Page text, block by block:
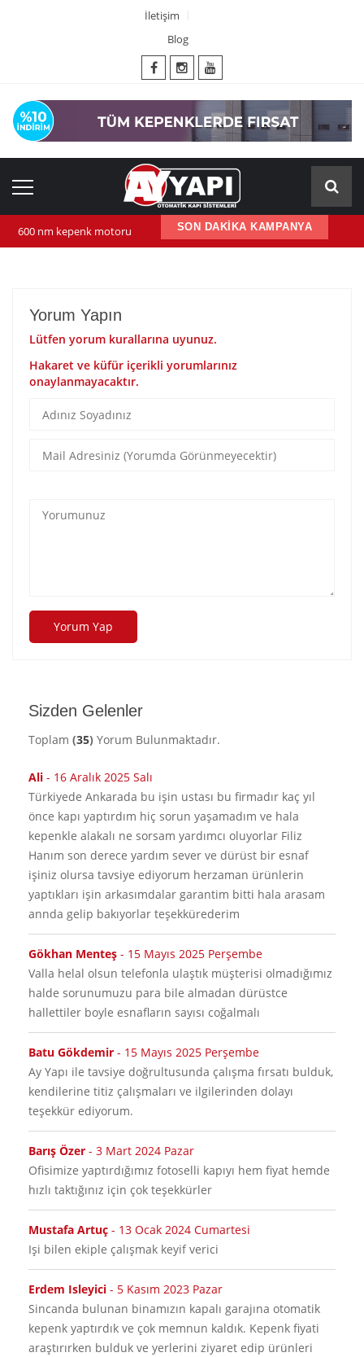
İletişim
Blog
SON DAKİKA KAMPANYA
600 nm kepenk motoru
Yorum Yapın
Lütfen yorum kurallarına uyunuz.
Hakaret ve küfür içerikli yorumlarınız
onaylanmayacaktır.
Yorum Yap
Sizden Gelenler
Toplam (35) Yorum Bulunmaktadır.
Ali - 16 Aralık 2025 Salı
Türkiyede Ankarada bu işin ustası bu firmadır kaç yıl
önce kapı yaptırdım hiç sorun yaşamadım ve hala
kepenkle alakalı ne sorsam yardımcı oluyorlar Filiz
Hanım son derece yardım sever ve dürüst bir esnaf
işiniz olursa tavsiye ediyorum herzaman ürünlerin
yaptıkları işin arkasımdalar garantim bitti hala arasam
annda gelip bakıyorlar teşekkürederim
Gökhan Menteş - 15 Mayıs 2025 Perşembe
valla helal olsun telefonla ulaştık müşterisi olmadığımız
halde sorunumuzu para bile almadan dürüstce
hallettiler boyle esnafların sayısı coğalmalı
Batu Gökdemir - 15 Mayıs 2025 Perşembe
Ay Yapı ile tavsiye doğrultusunda çalışma fırsatı bulduk,
kendilerine titiz çalışmaları ve ilgilerinden dolayı
teşekkür ediyorum.
Barış Özer - 3 Mart 2024 Pazar
ofisimize yaptırdığımız fotoselli kapıyı hem fiyat hemde
hızlı taktığınız için çok teşekkürler
Mustafa Artuç - 13 Ocak 2024 Cumartesi
işi bilen ekiple çalışmak keyif verici
Erdem Isleyici - 5 Kasım 2023 Pazar
Sincanda bulunan binamızın kapalı garajına otomatik
kepenk yaptırdık ve çok memnun kaldık. Kepenk fiyati
araştırırken bulduk ve yerlerini ziyaret edip ürünleri